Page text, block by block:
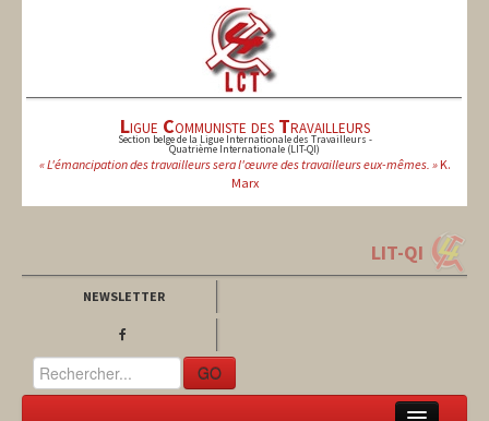
Ligue Communiste des Travailleurs
Section belge de la Ligue Internationale des Travailleurs -
Quatrième Internationale (LIT-QI)
« L'émancipation des travailleurs sera l'œuvre des travailleurs eux-mêmes. »K.
Marx
LIT-QI
NEWSLETTER
GO